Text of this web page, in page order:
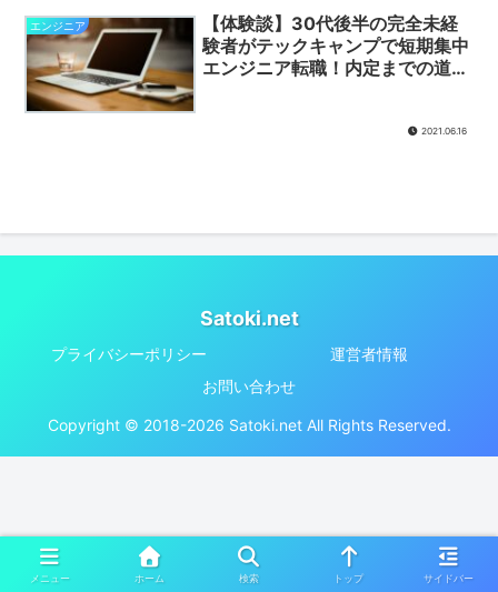
エンジニア
【体験談】30代後半の完全未経
験者がテックキャンプで短期集中
エンジニア転職！内定までの道の
2021.06.16
Satoki.net
プライバシーポリシー
運営者情報
お問い合わせ
Copyright © 2018-2026 Satoki.net All Rights Reserved.
メニュー ホーム 検索 トップ サイドバー